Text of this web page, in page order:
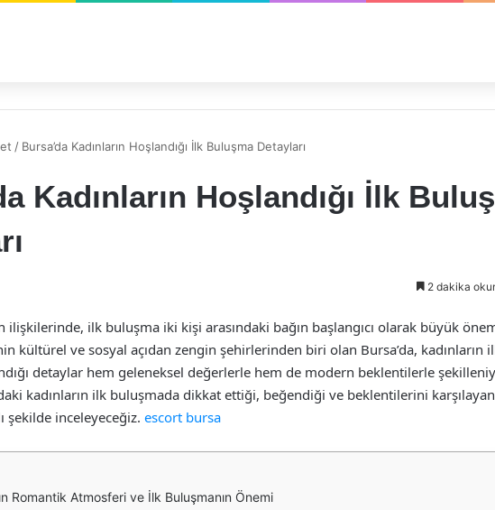
/ Bursa’da Kadınların Hoşlandığı İlk Buluşma Detayları
Kadınların Hoşlandığı İlk
2 dakika
ilk buluşma iki kişi arasındaki bağın başlangıcı olarak büyük
kültürel ve sosyal açıdan zengin şehirlerinden biri olan Bursa’da, kadınların
detaylar hem geleneksel değerlerle hem de modern beklentilerle
kadınların ilk buluşmada dikkat ettiği, beğendiği ve beklentilerini karşılayan
şekilde inceleyeceğiz. escort bursa
Romantik Atmosferi ve İlk Buluşmanın Önemi